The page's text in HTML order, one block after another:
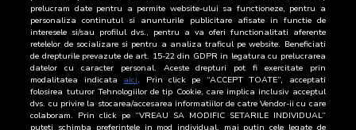
12 Iulie 2026 21.523
11 Iulie 2026 28.686
10 Iulie 2026 24.213
9 Iulie 2026 18.688
prelucram date pentru a permite website-ului sa functioneze, pentru a
personaliza continutul si anunturile publicitare afisate in functie de
interesele si/sau profilul dvs., pentru a va oferi functionalitati aferente
retelelor de socializare si pentru a analiza traficul pe website. Beneficiati
de drepturile prevazute de art. 15-22 din GDPR in legatura cu prelucrarea
datelor cu caracter personal. Aceste drepturi pot fi exercitate prin
modalitatea indicata aici. Prin click pe “ACCEPT TOATE”, acceptati
folosirea tuturor Tehnologiilor de tip Cookie, care implica inclusiv acceptul
dvs. cu privire la stocarea/accesarea informatiilor de catre Vendor-ii cu care
colaboram. Prin click pe “VREAU SA MODIFIC SETARILE INDIVIDUAL”
puteti schimba preferintele in mod individual, mai putin cele legate de